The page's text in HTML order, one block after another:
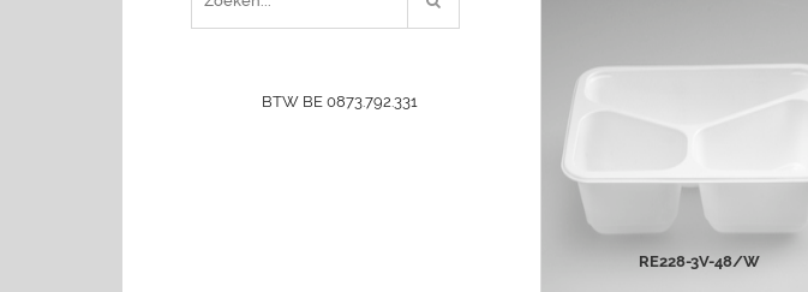
RE228-3V-48/W
MEER INFO
BTW BE 0873.792.331